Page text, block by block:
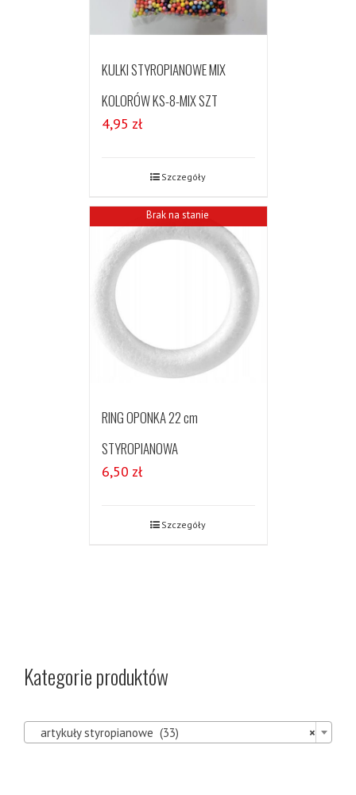
KULKI STYROPIANOWE MIX
KOLORÓW KS-8-MIX SZT
4,95 zł
Szczegóły
Brak na stanie
RING OPONKA 22 cm
STYROPIANOWA
6,50 zł
Szczegóły
Kategorie produktów
×
artykuły styropianowe (33)